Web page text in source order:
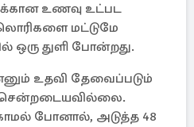
உணவு உட்பட
மட்டுமே
ஒரு துளி போன்றது.
உதவி தேவைப்படும்
சென்றடையவில்லை.
போனால், அடுத்த 48